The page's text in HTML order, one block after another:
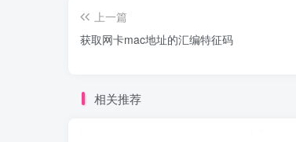
上一篇
获取网卡mac地址的汇编特征码
相关推荐